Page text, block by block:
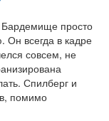
просто
Он всегда в кадре
совсем, не
Спилберг и
помимо